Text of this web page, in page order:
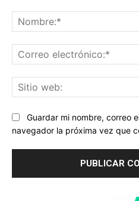
Guardar mi nombre, correo
navegador la próxima vez que